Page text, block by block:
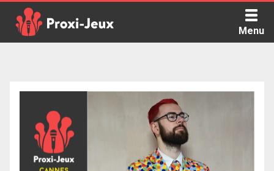
content
Menu